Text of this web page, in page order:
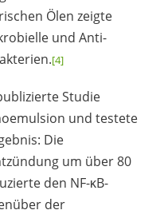
Ölen zeigte
und Anti-
[4]
Studie
und testete
Die
um über 80
den NF-κB-
der